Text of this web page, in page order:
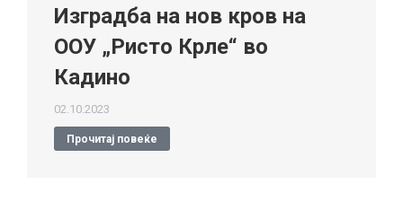
Изградба на нов кров на
ООУ „Ристо Крле“ во
Кадино
02.10.2023
Прочитај повеќе